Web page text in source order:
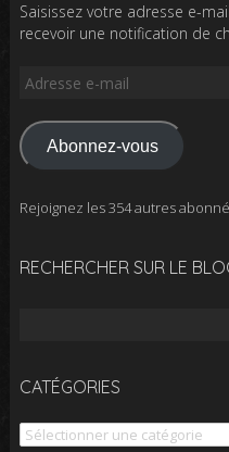
Saisissez votre adresse e-
recevoir une notification de
Adresse
mail
Abonnez-vous
Rejoignez les 354 autres
RECHERCHER SUR LE
CATÉGORIES
Catégories